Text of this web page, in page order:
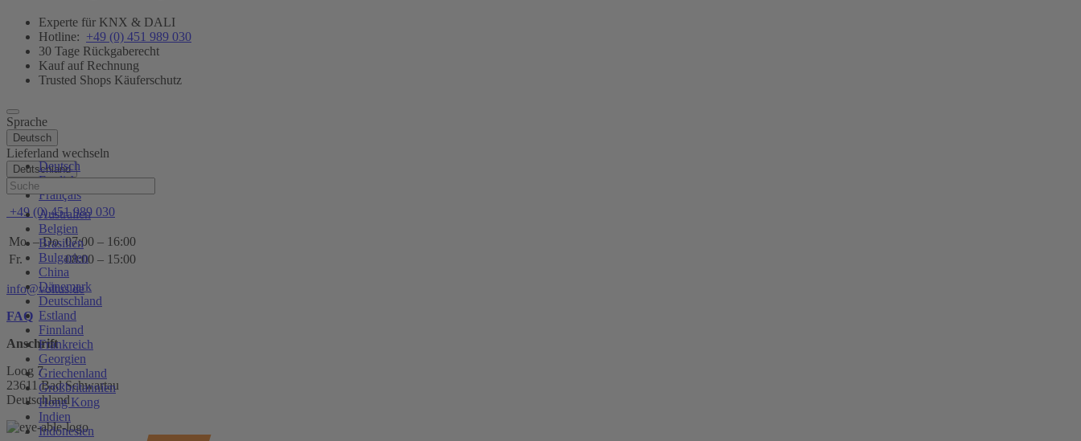
Experte für KNX & DALI
Hotline: +49 (0) 451 989 030
30 Tage Rückgaberecht
Kauf auf Rechnung
Trusted Shops Käuferschutz
Sprache
Deutsch
Deutsch
English
Français
Lieferland wechseln
Deutschland
Australien
Belgien
Brasilien
Bulgarien
China
Dänemark
Deutschland
Estland
Finnland
Frankreich
Georgien
Griechenland
Großbritannien
Hong Kong
Indien
Indonesien
Hilfe
+49 (0) 451 989 030
Mo. – Do. 07:00 – 16:00
Fr.
08:00 – 15:00
info@voltus.de
FAQ
Anschrift
Loog 7
23611 Bad Schwartau
Deutschland